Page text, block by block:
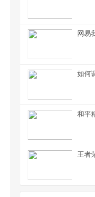
网易
如何
和平
王者